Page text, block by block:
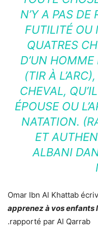
N’Y A PAS DE
FUTILITÉ OU
QUATRES
D’UN
(TIR À
CHEVAL,
ÉPOUSE OU
NATATION.
ET
ALBANI
Omar Ibn Al Khattab
apprenez à vos enfants
.rapporté par Al Qarrab